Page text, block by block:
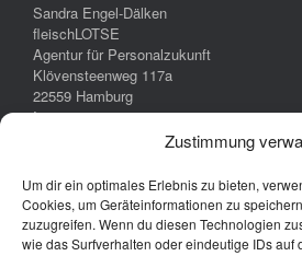
Zustimmung
Um dir ein optimales Erlebnis zu bieten,
Cookies, um Geräteinformationen zu
zuzugreifen. Wenn du diesen Technologien
wie das Surfverhalten oder eindeutige IDs auf
Sandra Engel-Dälken
fleischLOTSE
Agentur für Personalzukunft
Klövensteenweg 117a
22559 Hamburg
Impressum